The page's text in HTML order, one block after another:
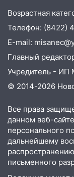
06:45
утра 10
05:18
на 8
деньгами, а
встреча
04:47
В
ракетную
20:40
купить
до декабря
Возрастная
Телефон: (8422)
E-mail:
Главный
Учредитель - ИП
© 2014-2026
Все права
данном веб-
персонального
дальнейшему
письменного